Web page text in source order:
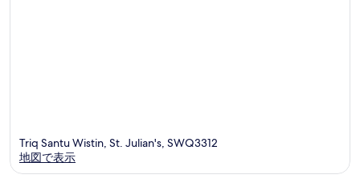
Triq Santu Wistin, St. Julian's, SWQ3312
地図で表示